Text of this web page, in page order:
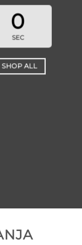
0
SEC
SHOP ALL